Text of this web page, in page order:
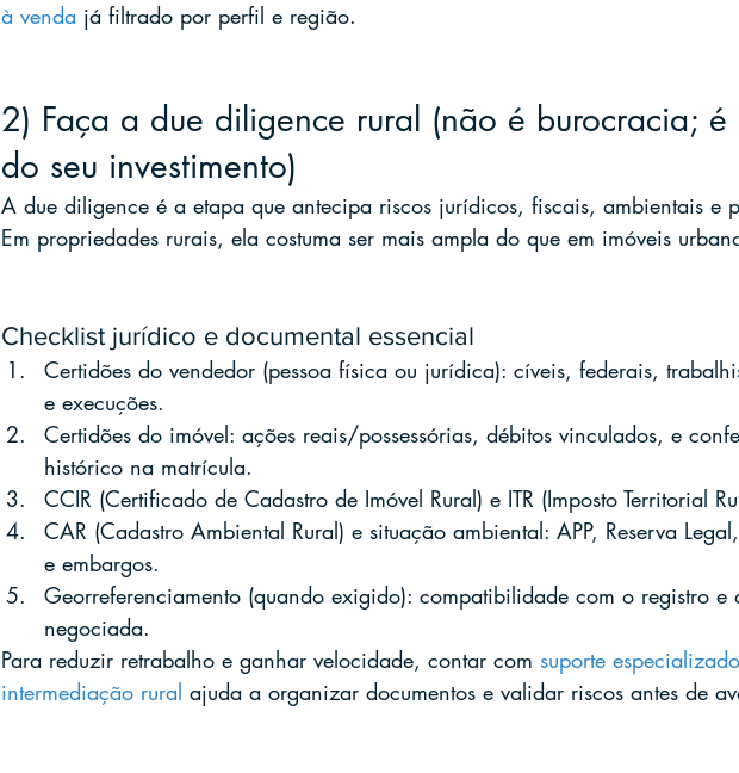
à venda já filtrado por perfil e região.
2) Faça a due diligence rural (não é burocracia; é
do seu investimento)
A due diligence é a etapa que antecipa riscos jurídicos, fiscais, ambientais e
Em propriedades rurais, ela costuma ser mais ampla do que em imóveis
Checklist jurídico e documental essencial
Certidões do vendedor (pessoa física ou jurídica): cíveis, federais,
e execuções.
Certidões do imóvel: ações reais/possessórias, débitos vinculados, e
histórico na matrícula.
CCIR (Certificado de Cadastro de Imóvel Rural) e ITR (Imposto Territorial
CAR (Cadastro Ambiental Rural) e situação ambiental: APP, Reserva
e embargos.
Georreferenciamento (quando exigido): compatibilidade com o registro e
negociada.
Para reduzir retrabalho e ganhar velocidade, contar com suporte
intermediação rural ajuda a organizar documentos e validar riscos antes de